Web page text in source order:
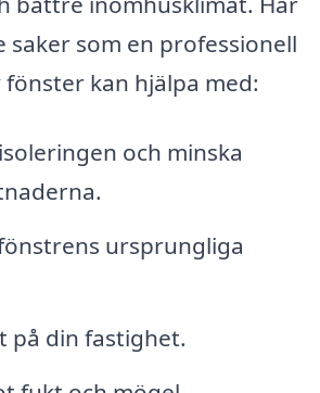
saker som en professionell
kan hjälpa med:
och minska
ursprungliga
på din fastighet.